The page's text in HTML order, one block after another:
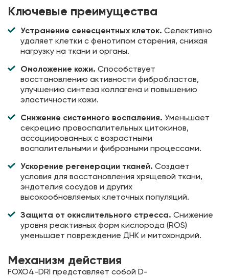
Ключевые преимущества
Устранение сенесцентных клеток. Селективно
удаляет клетки с фенотипом старения, снижая
нагрузку на ткани и органы.
Омоложение кожи. Способствует
восстановлению активности фибробластов,
улучшению синтеза коллагена и повышению
эластичности кожи.
Снижение системного воспаления. Уменьшает
секрецию провоспалительных цитокинов,
ассоциированных с возрастными
воспалительными и фиброзными процессами.
Ускорение регенерации тканей. Создаёт
условия для восстановления хрящевой ткани,
эндотелия сосудов и других
высокообновляемых клеточных популяций.
Защита от окислительного стресса. Снижение
уровня реактивных форм кислорода (ROS)
уменьшает повреждение ДНК и митохондрий.
Механизм действия
FOXO4-DRI представляет собой D-